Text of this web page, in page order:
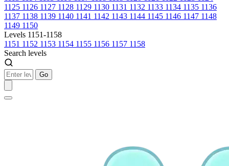
1125 1126 1127 1128 1129 1130 1131 1132 1133 1134 1135 1136
1137 1138 1139 1140 1141 1142 1143 1144 1145 1146 1147 1148
1149 1150
Levels 1151-1158
1151 1152 1153 1154 1155 1156 1157 1158
Search levels
Go